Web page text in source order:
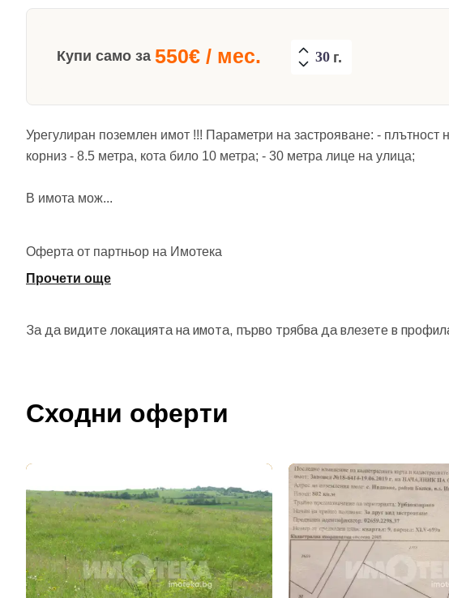
Купи само за 550€ / мес. г.
Урегулиран поземлен имот !!! Параметри на застрояване: - плътност
корниз - 8.5 метра, кота било 10 метра; - 30 метра лице на улица;
В имота мож...
Оферта от партньор на Имотека
Прочети още
За да видите локацията на имота, първо трябва да влезете в
Сходни оферти